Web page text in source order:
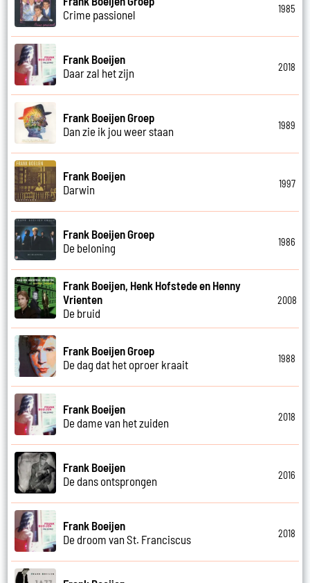
Crime passionel
1985
Frank Boeijen
Daar zal het zijn
2018
Frank Boeijen Groep
Dan zie ik jou weer staan
1989
Frank Boeijen
Darwin
1997
Frank Boeijen Groep
De beloning
1986
Frank Boeijen, Henk Hofstede en Henny
Vrienten
De bruid
2008
Frank Boeijen Groep
De dag dat het oproer kraait
1988
Frank Boeijen
De dame van het zuiden
2018
Frank Boeijen
De dans ontsprongen
2016
Frank Boeijen
De droom van St. Franciscus
2018